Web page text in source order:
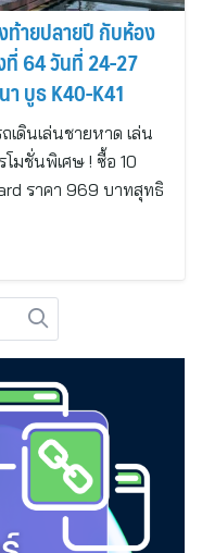
ท้ายปลายปี กับห้อง
64 วันที่ 24-27
บูธ K40-K41
ดินเล่นชายหาด เล่น
โมชั่นพิเศษ ! ซื้อ 10
ราคา 969 บาทสุทธิ